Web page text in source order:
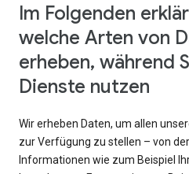
Im Folgenden
welche Arten von
erheben, während
Dienste nutzen
Wir erheben Daten, um allen
zur Verfügung zu stellen – von
Informationen wie zum Beispiel